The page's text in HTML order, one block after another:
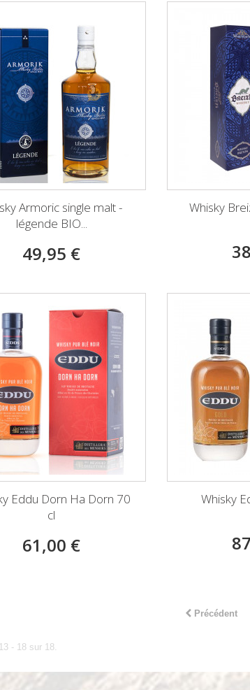
Armoric single malt -
légende BIO...
49,95 €
Whisky
Eddu Dorn Ha Dorn 70
cl
61,00 €
Whisky
Précédent
- 18 sur 18.